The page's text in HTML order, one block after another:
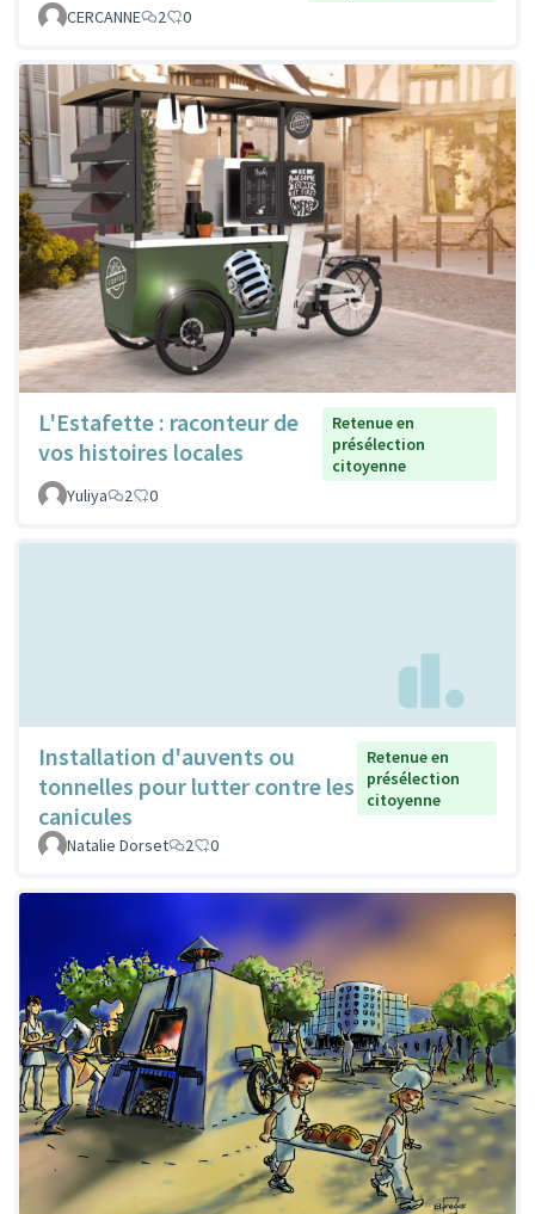
CERCANNE
2 0
L'Estafette : raconteur de
vos histoires locales
Retenue en
présélection
citoyenne
Yuliya
2 0
Installation d'auvents ou
tonnelles pour lutter contre les
canicules
Retenue en
présélection
citoyenne
Natalie Dorset 2 0